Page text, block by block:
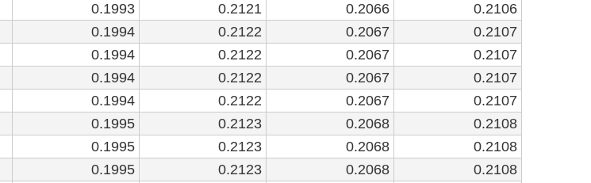
0.1993 0.2121 0.2066
0.2106
0.1994 0.2122 0.2067
0.2107
0.1994 0.2122 0.2067
0.2107
0.1994 0.2122 0.2067
0.2107
0.1994 0.2122 0.2067
0.2107
0.1995 0.2123 0.2068
0.2108
0.1995 0.2123 0.2068
0.2108
0.1995 0.2123 0.2068
0.2108